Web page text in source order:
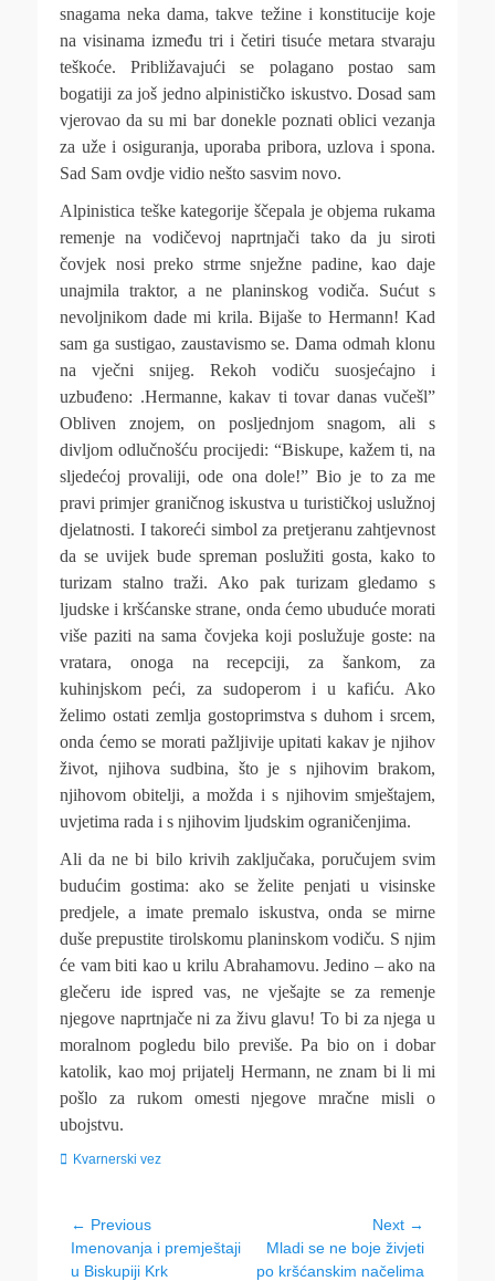
snagama neka dama, takve težine i konstitucije koje
na visinama između tri i četiri tisuće metara stvaraju
teškoće. Približavajući se polagano postao sam
bogatiji za još jedno alpinističko iskustvo. Dosad sam
vjerovao da su mi bar donekle poznati oblici vezanja
za uže i osiguranja, uporaba pribora, uzlova i spona.
Sad Sam ovdje vidio nešto sasvim novo.
Alpinistica teške kategorije ščepala je objema rukama
remenje na vodičevoj naprtnjači tako da ju siroti
čovjek nosi preko strme snježne padine, kao daje
unajmila traktor, a ne planinskog vodiča. Sućut s
nevoljnikom dade mi krila. Bijaše to Hermann! Kad
sam ga sustigao, zaustavismo se. Dama odmah klonu
na vječni snijeg. Rekoh vodiču suosjećajno i
uzbuđeno: .Hermanne, kakav ti tovar danas vučešl”
Obliven znojem, on posljednjom snagom, ali s
divljom odlučnošću procijedi: “Biskupe, kažem ti, na
sljedećoj provaliji, ode ona dole!” Bio je to za me
pravi primjer graničnog iskustva u turističkoj uslužnoj
djelatnosti. I takoreći simbol za pretjeranu zahtjevnost
da se uvijek bude spreman poslužiti gosta, kako to
turizam stalno traži. Ako pak turizam gledamo s
ljudske i kršćanske strane, onda ćemo ubuduće morati
više paziti na sama čovjeka koji poslužuje goste: na
vratara, onoga na recepciji, za šankom, za
kuhinjskom peći, za sudoperom i u kafiću. Ako
želimo ostati zemlja gostoprimstva s duhom i srcem,
onda ćemo se morati pažljivije upitati kakav je njihov
život, njihova sudbina, što je s njihovim brakom,
njihovom obitelji, a možda i s njihovim smještajem,
uvjetima rada i s njihovim ljudskim ograničenjima.
Ali da ne bi bilo krivih zaključaka, poručujem svim
budućim gostima: ako se želite penjati u visinske
predjele, a imate premalo iskustva, onda se mirne
duše prepustite tirolskomu planinskom vodiču. S njim
će vam biti kao u krilu Abrahamovu. Jedino – ako na
glečeru ide ispred vas, ne vješajte se za remenje
njegove naprtnjače ni za živu glavu! To bi za njega u
moralnom pogledu bilo previše. Pa bio on i dobar
katolik, kao moj prijatelj Hermann, ne znam bi li mi
pošlo za rukom omesti njegove mračne misli o
ubojstvu.
Categories
Kvarnerski vez
Navigacija
objava
← Previous
Previous
post:
Imenovanja i premještaji
u Biskupiji Krk
Next →
Next
post:
Mladi se ne boje živjeti
po kršćanskim načelima